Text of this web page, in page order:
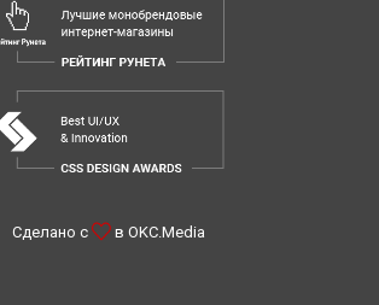
Сделано с в OKC.Media